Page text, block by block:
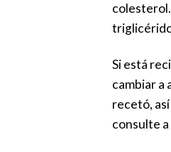
Si está
cambiar a
recetó,
consulte a